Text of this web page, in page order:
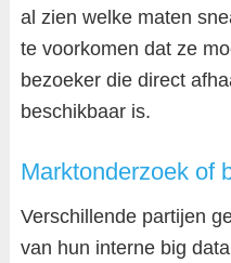
al zien welke maten
te voorkomen dat ze
bezoeker die direct
beschikbaar is.
Marktonderzoek of
Verschillende partijen
van hun interne big